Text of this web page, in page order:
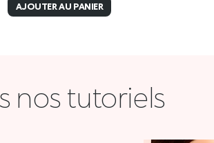
AJOUTER AU PANIER
nos tutoriels